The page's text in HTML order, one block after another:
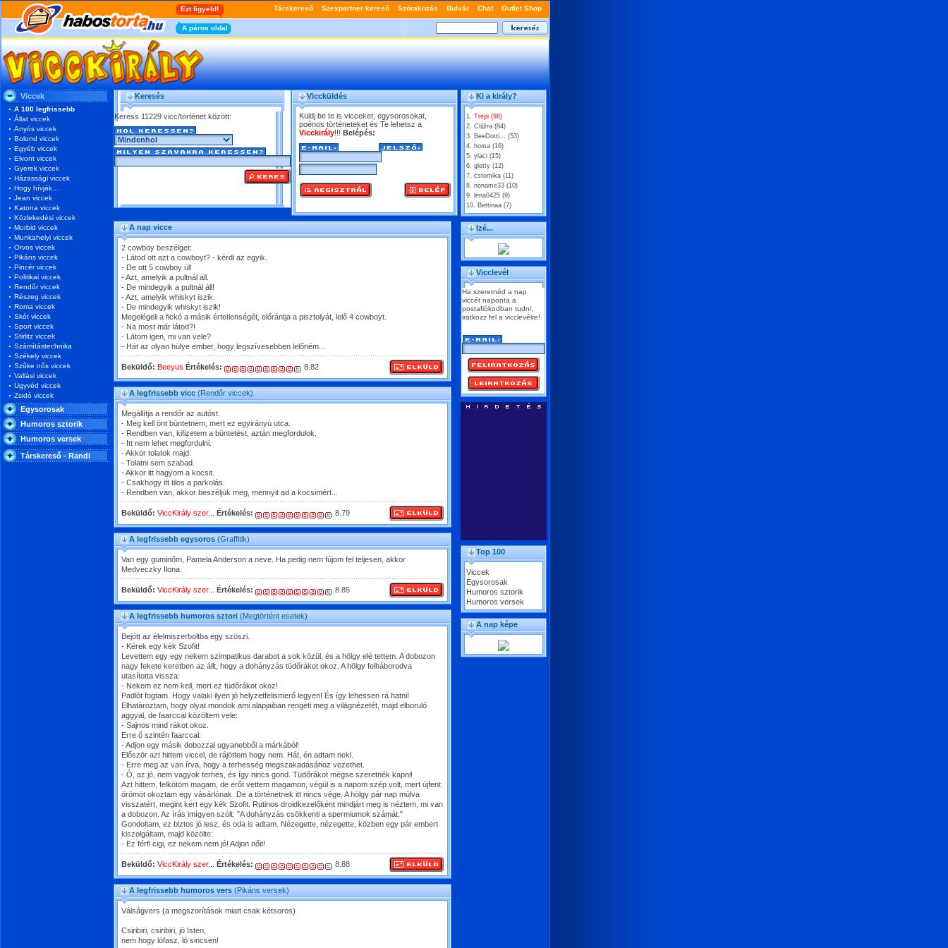
Viccek
A 100 legfrissebb
Állat viccek
Anyós viccek
Bolond viccek
Egyéb viccek
Elvont viccek
Gyerek viccek
Házassági viccek
Hogy hívják...
Jean viccek
Katona viccek
Közlekedési viccek
Morbid viccek
Munkahelyi viccek
Orvos viccek
Pikáns viccek
Pincér viccek
Politikai viccek
Rendőr viccek
Részeg viccek
Roma viccek
Skót viccek
Sport viccek
Stirlitz viccek
Számítástechnika
Székely viccek
Szőke nős viccek
Vallási viccek
Ügyvéd viccek
Zsidó viccek
Egysorosak
Humoros sztorik
Humoros versek
Társkereső - Randi
Keresés
Keress 11229 vicc/történet között:
Viccküldés
Küldj be te is vicceket, egysorosokat,
poénos történeteket és Te lehetsz a
Vicckirály!!! Belépés:
A nap vicce
2 cowboy beszélget:
- Látod ott azt a cowboyt? - kérdi az egyik.
- De ott 5 cowboy ül!
- Azt, amelyik a pultnál áll.
- De mindegyik a pultnál áll!
- Azt, amelyik whiskyt iszik.
- De mindegyik whiskyt iszik!
Megelégeli a fickó a másik értetlenségét, előrántja a pisztolyát, lelő 4 cowboyt.
- Na most már látod?!
- Látom igen, mi van vele?
- Hát az olyan hülye ember, hogy legszívesebben lelőném...
Beküldő: Beeyus Értékelés: 8.82
A legfrissebb vicc (Rendőr viccek)
Megállítja a rendőr az autóst.
- Meg kell önt büntetnem, mert ez egyirányú utca.
- Rendben van, kifizetem a büntetést, aztán megfordulok.
- Itt nem lehet megfordulni.
- Akkor tolatok majd.
- Tolatni sem szabad.
- Akkor itt hagyom a kocsit.
- Csakhogy itt tilos a parkolás.
- Rendben van, akkor beszéljük meg, mennyit ad a kocsimért...
Beküldő: ViccKirály szer... Értékelés: 8.79
A legfrissebb egysoros (Graffitik)
Van egy guminőm, Pamela Anderson a neve. Ha pedig nem fújom fel teljesen, akkor
Medveczky Ilona.
Beküldő: ViccKirály szer... Értékelés: 8.85
A legfrissebb humoros sztori (Megtörtént esetek)
Bejött az élelmiszerboltba egy szöszi.
- Kérek egy kék Szofit!
Levettem egy egy nekem szimpatikus darabot a sok közül, és a hölgy elé tettem. A dobozon
nagy fekete keretben az állt, hogy a dohányzás tüdőrákot okoz. A hölgy felháborodva
utasította vissza:
- Nekem ez nem kell, mert ez tüdőrákot okoz!
Padlót fogtam. Hogy valaki ilyen jó helyzetfelismerő legyen! És így lehessen rá hatni!
Elhatároztam, hogy olyat mondok ami alapjaiban rengeti meg a világnézetét, majd elboruló
aggyal, de faarccal közöltem vele:
- Sajnos mind rákot okoz.
Erre ő szintén faarccal:
- Adjon egy másik dobozzal ugyanebből a márkából!
Először azt hittem viccel, de rájöttem hogy nem. Hát, én adtam neki.
- Erre meg az van írva, hogy a terhesség megszakadásához vezethet.
- Ó, az jó, nem vagyok terhes, és így nincs gond. Tüdőrákot mégse szeretnék kapni!
Azt hittem, felkötöm magam, de erőt vettem magamon, végül is a napom szép volt, mert újfent
örömöt okoztam egy vásárlónak. De a történetnek itt nincs vége. A hölgy pár nap múlva
visszatért, megint kért egy kék Szofit. Rutinos droidkezelőként mindjárt meg is néztem, mi van
a dobozon. Az írás imígyen szólt: "A dohányzás csökkenti a spermiumok számát."
Gondoltam, ez biztos jó lesz, és oda is adtam. Nézegette, nézegette, közben egy pár embert
kiszolgáltam, majd közölte:
- Ez férfi cigi, ez nekem nem jó! Adjon nőit!
Beküldő: ViccKirály szer... Értékelés: 8.88
A legfrissebb humoros vers (Pikáns versek)
Válságvers (a megszorítások miatt csak kétsoros)
Csiribiri, csiribiri, jó Isten,
nem hogy lófasz, ló sincsen!
Ki a király?
1. Trepi (98)
2. Cl@ra (84)
3. BeeDotti... (53)
4. homa (16)
5. ylaci (15)
6. gletty (12)
7. cstomika (11)
8. noname33 (10)
9. lena0425 (9)
10. Bettinaa (7)
Izé...
Vicclevél
Ha szeretnéd a nap
viccét naponta a
postafiókodban tudni,
iratkozz fel a vicclevélre!
Top 100
Viccek
Egysorosak
Humoros sztorik
Humoros versek
A nap képe